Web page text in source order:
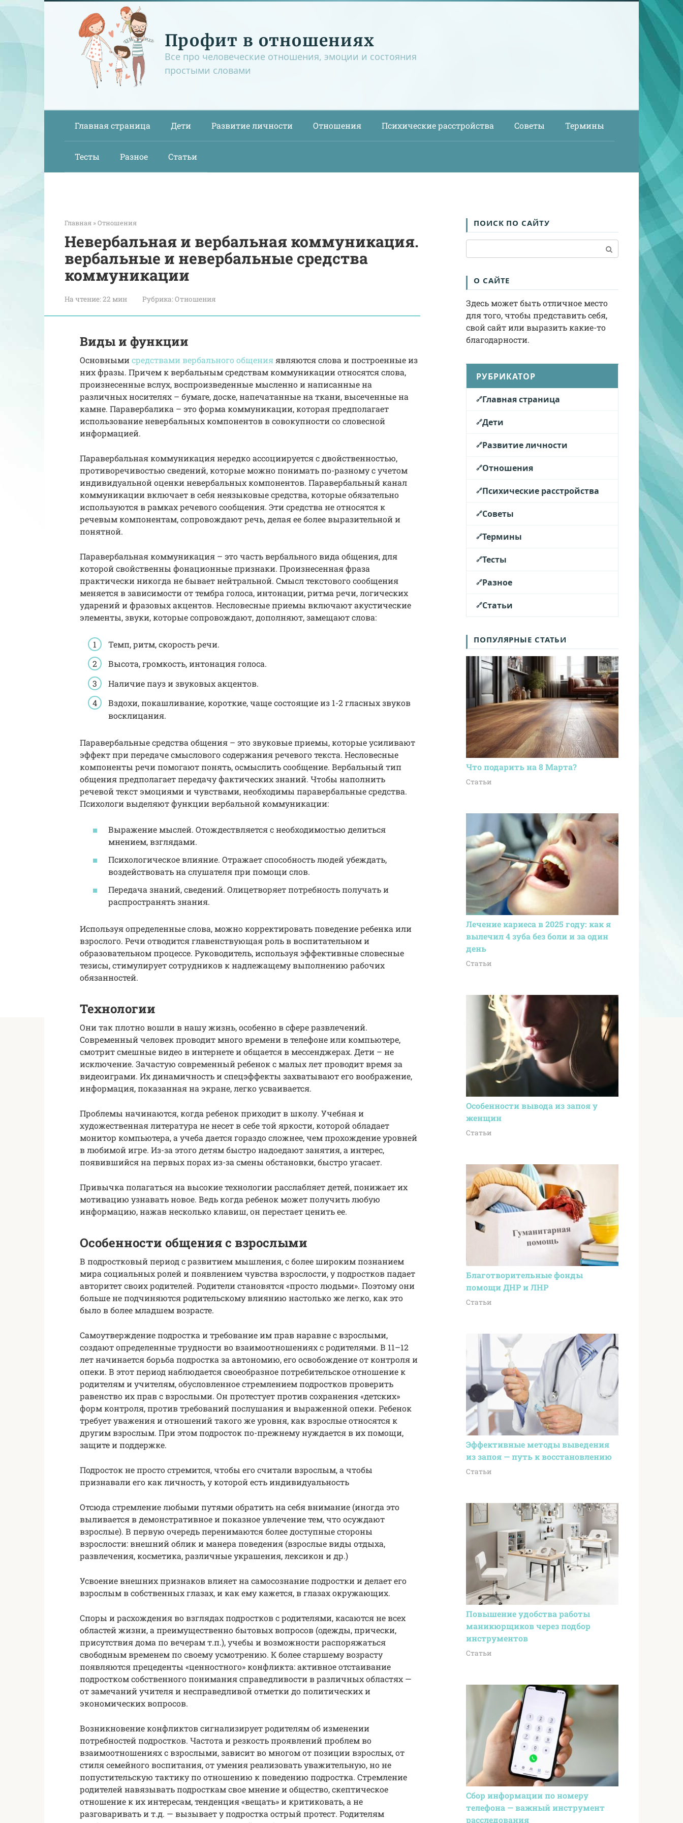
Перейти
Профит в отношениях
Все про человеческие отношения, эмоции и состояния
простыми словами
Главная страница Дети Развитие личности Отношения Психические расстройства Советы Термины
Тесты Разное Статьи
Главная »Отношения
Невербальная и вербальная коммуникация.
вербальные и невербальные средства
коммуникации
На чтение:22 мин Рубрика:Отношения
Виды и функции
Основными средствами вербального общения являются слова и построенные из
них фразы. Причем к вербальным средствам коммуникации относятся слова,
произнесенные вслух, воспроизведенные мысленно и написанные на
различных носителях – бумаге, доске, напечатанные на ткани, высеченные на
камне. Паравербалика – это форма коммуникации, которая предполагает
использование невербальных компонентов в совокупности со словесной
информацией.
Паравербальная коммуникация нередко ассоциируется с двойственностью,
противоречивостью сведений, которые можно понимать по-разному с учетом
индивидуальной оценки невербальных компонентов. Паравербальный канал
коммуникации включает в себя неязыковые средства, которые обязательно
используются в рамках речевого сообщения. Эти средства не относятся к
речевым компонентам, сопровождают речь, делая ее более выразительной и
понятной.
Паравербальная коммуникация – это часть вербального вида общения, для
которой свойственны фонационные признаки. Произнесенная фраза
практически никогда не бывает нейтральной. Смысл текстового сообщения
меняется в зависимости от тембра голоса, интонации, ритма речи, логических
ударений и фразовых акцентов. Несловесные приемы включают акустические
элементы, звуки, которые сопровождают, дополняют, замещают слова:
Темп, ритм, скорость речи.
Высота, громкость, интонация голоса.
Наличие пауз и звуковых акцентов.
Вздохи, покашливание, короткие, чаще состоящие из 1-2 гласных звуков
восклицания.
Паравербальные средства общения – это звуковые приемы, которые усиливают
эффект при передаче смыслового содержания речевого текста. Несловесные
компоненты речи помогают понять, осмыслить сообщение. Вербальный тип
общения предполагает передачу фактических знаний. Чтобы наполнить
речевой текст эмоциями и чувствами, необходимы паравербальные средства.
Психологи выделяют функции вербальной коммуникации:
Выражение мыслей. Отождествляется с необходимостью делиться
мнением, взглядами.
Психологическое влияние. Отражает способность людей убеждать,
воздействовать на слушателя при помощи слов.
Передача знаний, сведений. Олицетворяет потребность получать и
распространять знания.
Используя определенные слова, можно корректировать поведение ребенка или
взрослого. Речи отводится главенствующая роль в воспитательном и
образовательном процессе. Руководитель, используя эффективные словесные
тезисы, стимулирует сотрудников к надлежащему выполнению рабочих
обязанностей.
Технологии
Они так плотно вошли в нашу жизнь, особенно в сфере развлечений.
Современный человек проводит много времени в телефоне или компьютере,
смотрит смешные видео в интернете и общается в мессенджерах. Дети – не
исключение. Зачастую современный ребенок с малых лет проводит время за
видеоиграми. Их динамичность и спецэффекты захватывают его воображение,
информация, показанная на экране, легко усваивается.
Проблемы начинаются, когда ребенок приходит в школу. Учебная и
художественная литература не несет в себе той яркости, которой обладает
монитор компьютера, а учеба дается гораздо сложнее, чем прохождение уровней
в любимой игре. Из-за этого детям быстро надоедают занятия, а интерес,
появившийся на первых порах из-за смены обстановки, быстро угасает.
Привычка полагаться на высокие технологии расслабляет детей, понижает их
мотивацию узнавать новое. Ведь когда ребенок может получить любую
информацию, нажав несколько клавиш, он перестает ценить ее.
Особенности общения с взрослыми
В подростковый период с развитием мышления, с более широким познанием
мира социальных ролей и появлением чувства взрослости, у подростков падает
авторитет своих родителей. Родители становятся «просто людьми». Поэтому они
больше не подчиняются родительскому влиянию настолько же легко, как это
было в более младшем возрасте.
Самоутверждение подростка и требование им прав наравне с взрослыми,
создают определенные трудности во взаимоотношениях с родителями. В 11–12
лет начинается борьба подростка за автономию, его освобождение от контроля и
опеки. В этот период наблюдается своеобразное потребительское отношение к
родителям и учителям, обусловленное стремлением подростков проверить
равенство их прав с взрослыми. Он протестует против сохранения «детских»
форм контроля, против требований послушания и выраженной опеки. Ребенок
требует уважения и отношений такого же уровня, как взрослые относятся к
другим взрослым. При этом подросток по-прежнему нуждается в их помощи,
защите и поддержке.
Подросток не просто стремится, чтобы его считали взрослым, а чтобы
признавали его как личность, у которой есть индивидуальность
Отсюда стремление любыми путями обратить на себя внимание (иногда это
выливается в демонстративное и показное увлечение тем, что осуждают
взрослые). В первую очередь перенимаются более доступные стороны
взрослости: внешний облик и манера поведения (взрослые виды отдыха,
развлечения, косметика, различные украшения, лексикон и др.)
Усвоение внешних признаков влияет на самосознание подростки и делает его
взрослым в собственных глазах, и как ему кажется, в глазах окружающих.
Споры и расхождения во взглядах подростков с родителями, касаются не всех
областей жизни, а преимущественно бытовых вопросов (одежды, прически,
присутствия дома по вечерам т.п.), учебы и возможности распоряжаться
свободным временем по своему усмотрению. К более старшему возрасту
появляются прецеденты «ценностного» конфликта: активное отстаивание
подростком собственного понимания справедливости в различных областях —
от замечаний учителя и несправедливой отметки до политических и
экономических вопросов.
Возникновение конфликтов сигнализирует родителям об изменении
потребностей подростков. Частота и резкость проявлений проблем во
взаимоотношениях с взрослыми, зависит во многом от позиции взрослых, от
стиля семейного воспитания, от умения реализовать уважительную, но не
попустительскую тактику по отношению к поведению подростка. Стремление
родителей навязывать подросткам свое мнение и общество, скептическое
отношение к их интересам, тенденция «вещать» и критиковать, а не
разговаривать и т.д. — вызывает у подростка острый протест. Родителям
ПОИСК ПО САЙТУ
О САЙТЕ
Здесь может быть отличное место
для того, чтобы представить себя,
свой сайт или выразить какие-то
благодарности.
РУБРИКАТОР
Главная страница
Дети
Развитие личности
Отношения
Психические расстройства
Советы
Термины
Тесты
Разное
Статьи
ПОПУЛЯРНЫЕ СТАТЬИ
Что подарить на 8 Марта?
Статьи
Лечение кариеса в 2025 году: как я
вылечил 4 зуба без боли и за один
день
Статьи
Особенности вывода из запоя у
женщин
Статьи
Благотворительные фонды
помощи ДНР и ЛНР
Статьи
Эффективные методы выведения
из запоя — путь к восстановлению
Статьи
Повышение удобства работы
маникюрщиков через подбор
инструментов
Статьи
Сбор информации по номеру
телефона — важный инструмент
расследования